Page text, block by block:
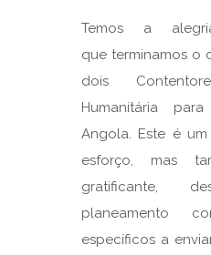
Temos a
que terminamos o
dois
Humanitária
Angola. Este é
esforço, mas
gratificante,
planeamento
específicos a